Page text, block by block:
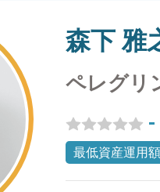
ることは心の健
く変化があり、
きるようにな
充実した日々を
多く取れるの
す。
森下 雅
ペレグリ
-
最低資産運用